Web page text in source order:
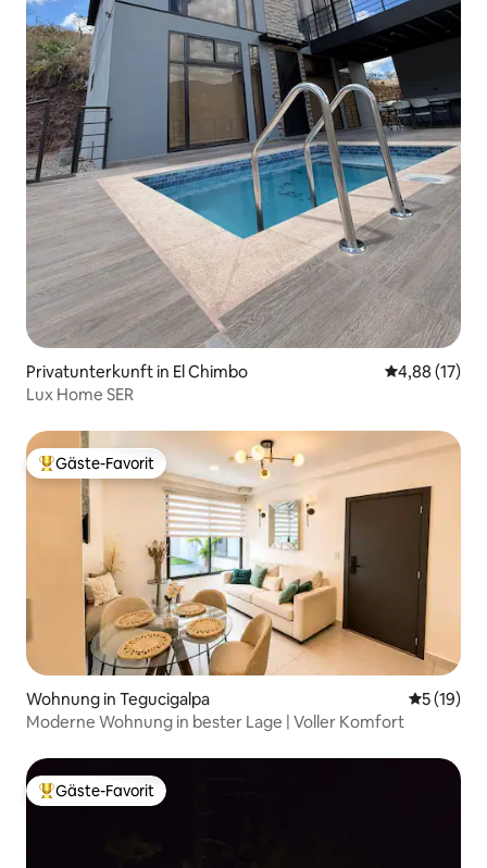
Privatunterkunft in El Chimbo
4,88 (17)
Lux Home SER
Beliebter Gäste-Favorit.
Gäste-Favorit
Wohnung in Tegucigalpa
5 (19)
Moderne Wohnung in bester Lage | Voller Komfort
Beliebter Gäste-Favorit.
Gäste-Favorit